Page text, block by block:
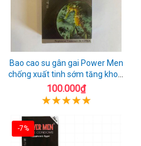
Bao cao su gân gai Power Men
chống xuất tinh sớm tăng khoái
cảm
100.000₫
-7%